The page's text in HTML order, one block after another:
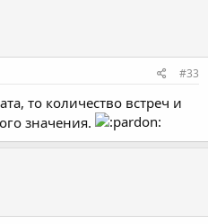
#33
то количество встреч и
значения.